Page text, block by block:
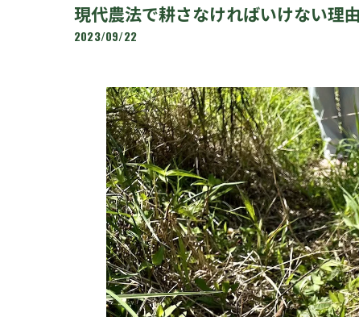
現代農法で耕さなければいけない理
2023/09/22